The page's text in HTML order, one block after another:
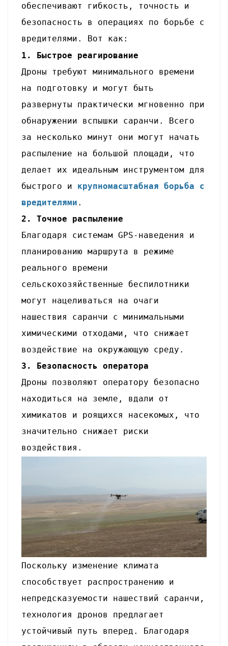
обеспечивают гибкость, точность и
безопасность в операциях по борьбе с
вредителями. Вот как:
1. Быстрое реагирование
Дроны требуют минимального времени
на подготовку и могут быть
развернуты практически мгновенно при
обнаружении вспышки саранчи. Всего
за несколько минут они могут начать
распыление на большой площади, что
делает их идеальным инструментом для
быстрого и крупномасштабная борьба с
вредителями .
2. Точное распыление
Благодаря системам GPS-наведения и
планированию маршрута в режиме
реального времени
сельскохозяйственные беспилотники
могут нацеливаться на очаги
нашествия саранчи с минимальными
химическими отходами, что снижает
воздействие на окружающую среду.
3. Безопасность оператора
Дроны позволяют оператору безопасно
находиться на земле, вдали от
химикатов и роящихся насекомых, что
значительно снижает риски
воздействия.
Поскольку изменение климата
способствует распространению и
непредсказуемости нашествий саранчи,
технология дронов предлагает
устойчивый путь вперед. Благодаря